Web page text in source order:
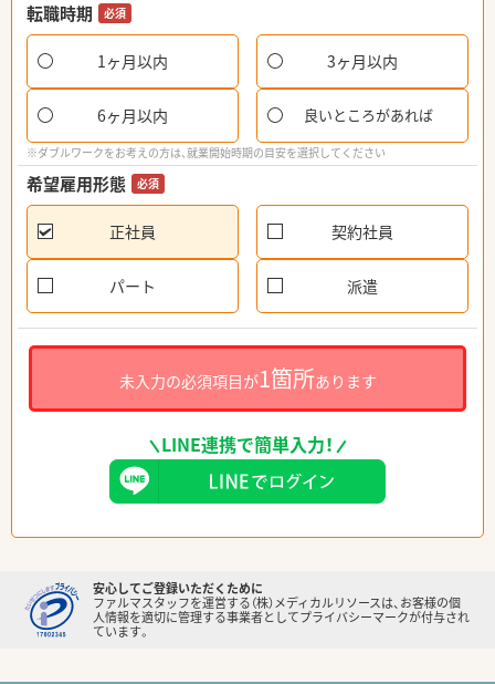
転職時期 必須
1ヶ月以内 3ヶ月以内
6ヶ月以内 良いところがあれば
※ダブルワークをお考えの方は、就業開始時期の目安を選択してください
希望雇用形態 必須
正社員 契約社員
パート 派遣
未入力の必須項目が1箇所あります
LINE連携で簡単入力！
安心してご登録いただくために
ファルマスタッフを運営する（株）メディカルリソースは、お客様の個
人情報を適切に管理する事業者としてプライバシーマークが付与され
ています。